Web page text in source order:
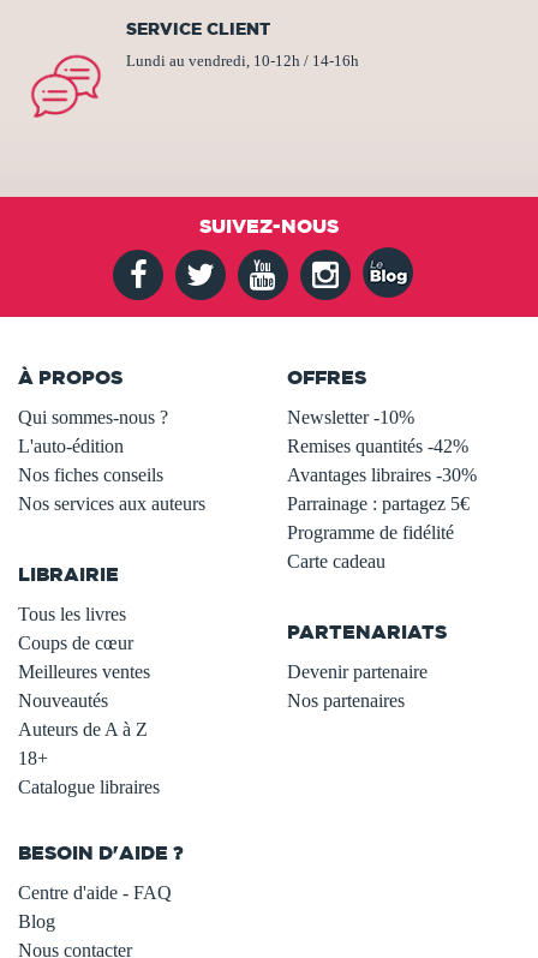
SERVICE CLIENT
Lundi au vendredi, 10-12h / 14-16h
SUIVEZ-NOUS
À PROPOS
Qui sommes-nous ?
L'auto-édition
Nos fiches conseils
Nos services aux auteurs
LIBRAIRIE
Tous les livres
Coups de cœur
Meilleures ventes
Nouveautés
Auteurs de A à Z
18+
Catalogue libraires
OFFRES
Newsletter -10%
Remises quantités -42%
Avantages libraires -30%
Parrainage : partagez 5€
Programme de fidélité
Carte cadeau
PARTENARIATS
Devenir partenaire
Nos partenaires
BESOIN D'AIDE ?
Centre d'aide - FAQ
Blog
Nous contacter